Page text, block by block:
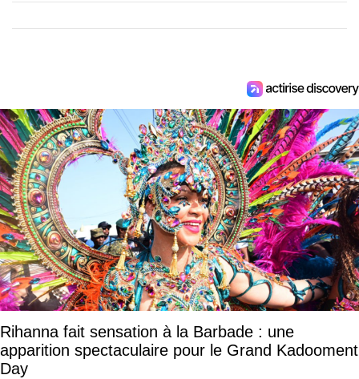
Rihanna fait sensation à la Barbade : une
apparition spectaculaire pour le Grand Kadooment
Day